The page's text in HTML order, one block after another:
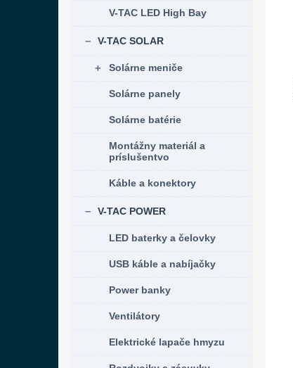
V-TAC LED High Bay
V-TAC SOLAR
Solárne meniče
Solárne panely
Solárne batérie
Montážny materiál a
príslušentvo
Káble a konektory
V-TAC POWER
LED baterky a čelovky
USB káble a nabíjačky
Power banky
Ventilátory
Elektrické lapače hmyzu